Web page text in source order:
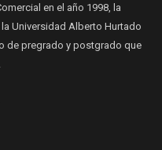
en el año 1998, la
Universidad Alberto Hurtado
de pregrado y postgrado que